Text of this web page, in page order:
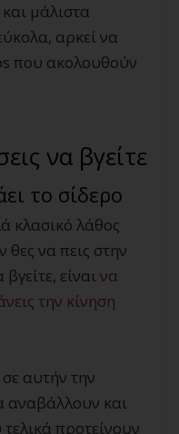
μάλιστα
αρκεί να
που ακολουθούν
να βγείτε
το σίδερο
κλασικό λάθος
θες να πεις στην
είναινα
την κίνηση
αυτήν την
αναβάλλουν και
προτείνουν